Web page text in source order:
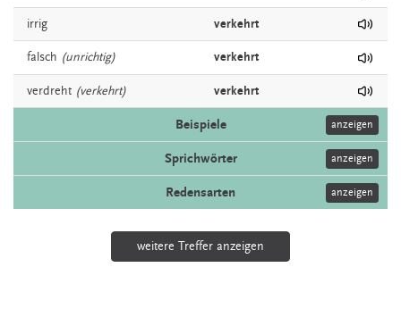
irrig verkehrt
falsch (unrichtig) verkehrt
verdreht (verkehrt) verkehrt
Beispiele anzeigen
Sprichwörter anzeigen
Redensarten anzeigen
weitere Treffer anzeigen